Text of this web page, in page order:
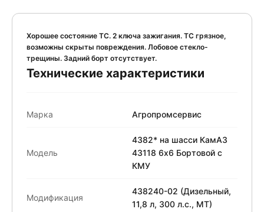
Хорошее состояние ТС. 2 ключа зажигания. ТС грязное,
возможны скрыты повреждения. Лобовое стекло-
трещины. Задний борт отсутствует.
Технические характеристики
Марка Агропромсервис
Модель
4382* на шасси КамАЗ
43118 6x6 Бортовой с
КМУ
Модификация
438240-02 (Дизельный,
11,8 л, 300 л.с., МТ)